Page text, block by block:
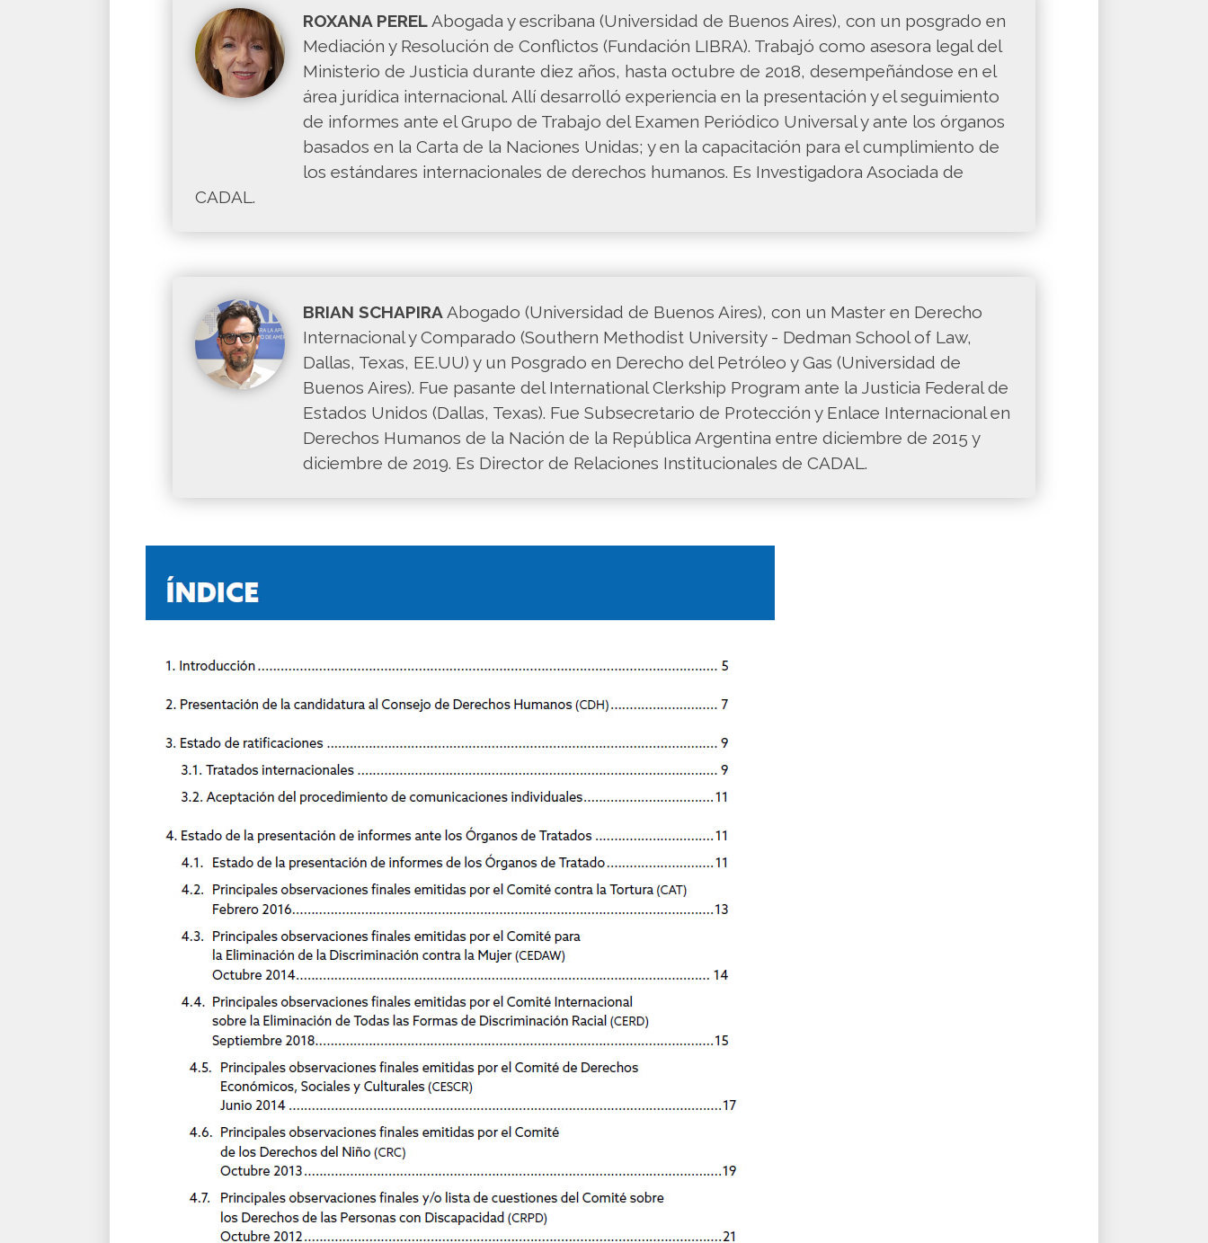
ROXANA PEREL Abogada y escribana (Universidad de Buenos Aires), con un posgrado en
Mediación y Resolución de Conflictos (Fundación LIBRA). Trabajó como asesora legal del
Ministerio de Justicia durante diez años, hasta octubre de 2018, desempeñándose en el
área jurídica internacional. Allí desarrolló experiencia en la presentación y el seguimiento
de informes ante el Grupo de Trabajo del Examen Periódico Universal y ante los órganos
basados en la Carta de la Naciones Unidas; y en la capacitación para el cumplimiento de
los estándares internacionales de derechos humanos. Es Investigadora Asociada de
CADAL.
BRIAN SCHAPIRA Abogado (Universidad de Buenos Aires), con un Master en Derecho
Internacional y Comparado (Southern Methodist University - Dedman School of Law,
Dallas, Texas, EE.UU) y un Posgrado en Derecho del Petróleo y Gas (Universidad de
Buenos Aires). Fue pasante del International Clerkship Program ante la Justicia Federal de
Estados Unidos (Dallas, Texas). Fue Subsecretario de Protección y Enlace Internacional en
Derechos Humanos de la Nación de la República Argentina entre diciembre de 2015 y
diciembre de 2019. Es Director de Relaciones Institucionales de CADAL.